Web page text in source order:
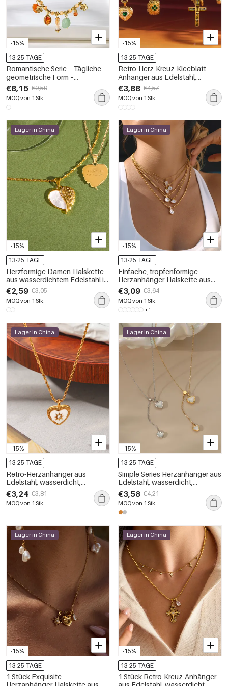
-15%
13-25 TAGE
Romantische Serie – Tägliche
geometrische Form –
Wasserdichte Edelstahl-
Perlenkette in Goldfarbe mit
Zirkonia für Damen –
Perlenkette für Damen –
€8,15 €9,59
MOQ von 1 Stk.
-15%
13-25 TAGE
Retro-Herz-Kreuz-Kleeblatt-
Anhänger aus Edelstahl,
wasserdicht, goldfarben, mit
Zirkonia
€3,88 €4,57
MOQ von 1 Stk.
-15%
Lager in China
13-25 TAGE
Herzförmige Damen-Halskette
aus wasserdichtem Edelstahl in
Goldfarbe mit Zirkonia-Muschel
€2,59 €3,05
MOQ von 1 Stk.
-15%
Lager in China
13-25 TAGE
Einfache, tropfenförmige
Herzanhänger-Halskette aus
Edelstahl, wasserdicht,
goldfarben, mit Zirkonia
€3,09 €3,64
MOQ von 1 Stk.
+1
-15%
Lager in China
13-25 TAGE
Retro-Herzanhänger aus
Edelstahl, wasserdicht,
goldfarben, mit Zirkonia-
Muschel
€3,24 €3,81
MOQ von 1 Stk.
-15%
Lager in China
13-25 TAGE
Simple Series Herzanhänger aus
Edelstahl, wasserdicht,
goldfarben, für Damen
€3,58 €4,21
MOQ von 1 Stk.
-15%
Lager in China
13-25 TAGE
1 Stück Exquisite
-15%
Lager in China
13-25 TAGE
1 Stück Retro-Kreuz-Anhänger